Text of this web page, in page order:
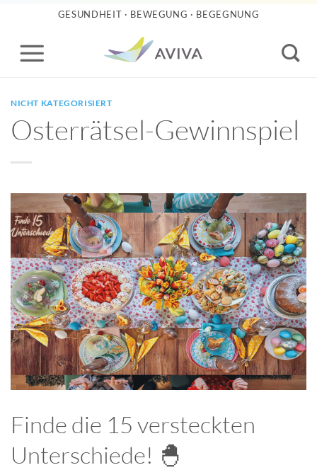
springen
GESUNDHEIT · BEWEGUNG · BEGEGNUNG
NICHT KATEGORISIERT
Osterrätsel-Gewinnspiel
Finde die 15 versteckten
Unterschiede! 🐣